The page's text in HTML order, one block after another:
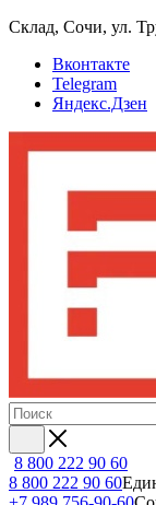
Склад, Сочи, ул.
Вконтакте
Telegram
Яндекс.Дзен
8 800 222 90 60
8 800 222 90 60